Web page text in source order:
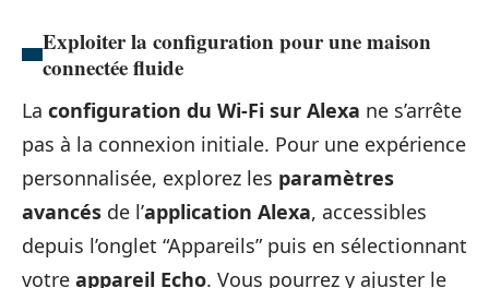
Exploiter la configuration pour une maison
connectée fluide
La configuration du Wi-Fi sur Alexa ne s’arrête
pas à la connexion initiale. Pour une expérience
personnalisée, explorez les paramètres
avancés de l’application Alexa, accessibles
depuis l’onglet “Appareils” puis en sélectionnant
votre appareil Echo. Vous pourrez y ajuster le